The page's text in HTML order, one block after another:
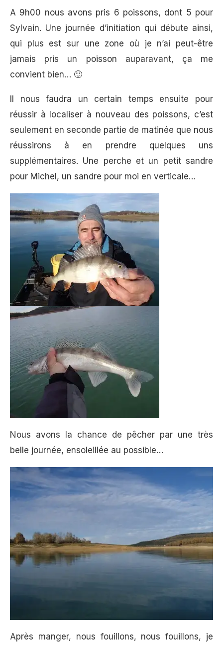
A 9h00 nous avons pris 6 poissons, dont 5 pour
Sylvain. Une journée d’initiation qui débute ainsi,
qui plus est sur une zone où je n’ai peut-être
jamais pris un poisson auparavant, ça me
convient bien… 🙂
Il nous faudra un certain temps ensuite pour
réussir à localiser à nouveau des poissons, c’est
seulement en seconde partie de matinée que nous
réussirons à en prendre quelques uns
supplémentaires. Une perche et un petit sandre
pour Michel, un sandre pour moi en verticale…
Nous avons la chance de pêcher par une très
belle journée, ensoleillée au possible…
Après manger, nous fouillons, nous fouillons, je